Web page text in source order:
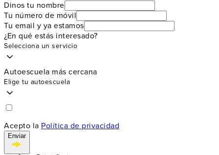
Dinos tu nombre
Tu número de móvil
Tu email y ya estamos
¿En qué estás interesado?
Selecciona un servicio
Autoescuela más cercana
Elige tu autoescuela
Acepto la Política de privacidad
Enviar